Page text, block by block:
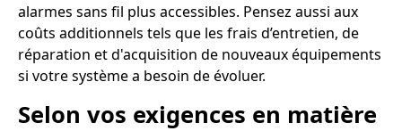
alarmes sans fil plus accessibles. Pensez aussi aux
coûts additionnels tels que les frais d’entretien, de
réparation et d'acquisition de nouveaux équipements
si votre système a besoin de évoluer.
Selon vos exigences en matière